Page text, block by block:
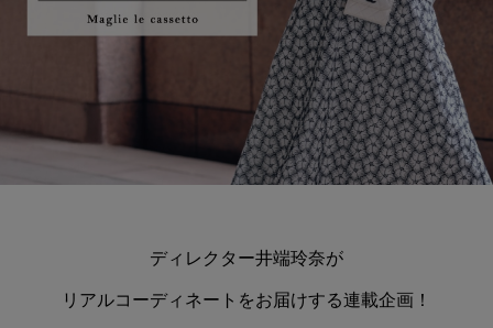
ディレクター井端玲奈が
リアルコーディネートをお届けする連載企画！